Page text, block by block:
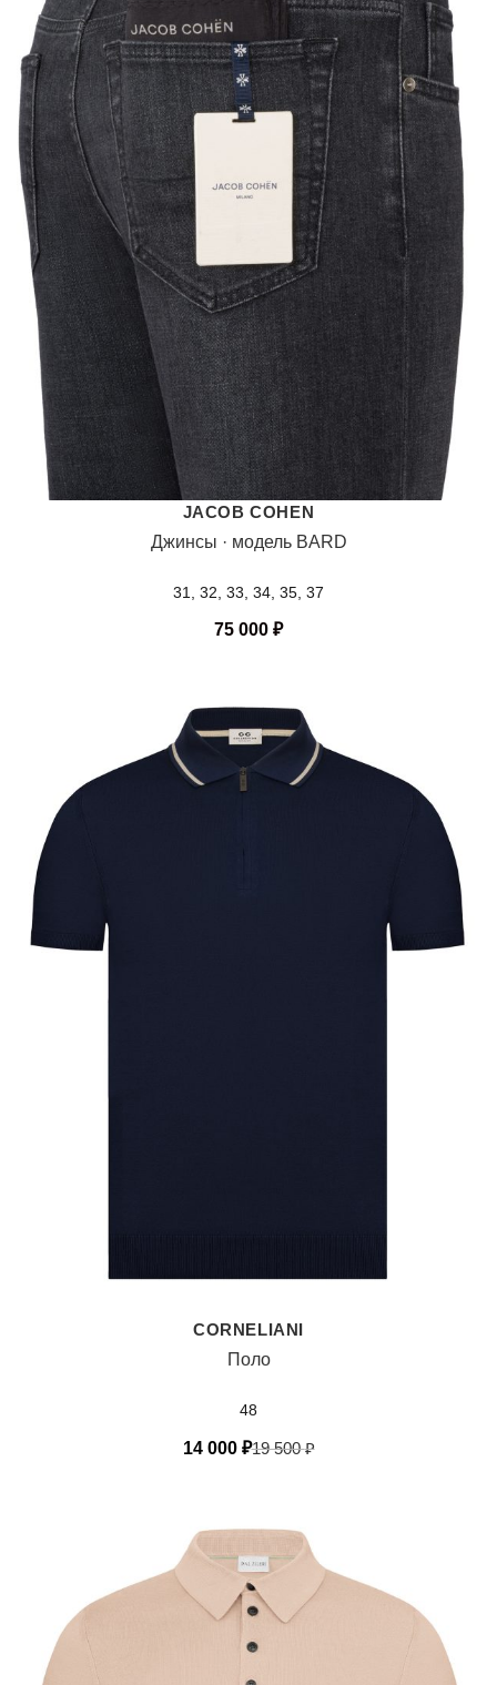
JACOB COHEN
Джинсы · модель BARD
31, 32, 33, 34, 35, 37
75 000 ₽
CORNELIANI
Поло
48
14 000 ₽19 500₽